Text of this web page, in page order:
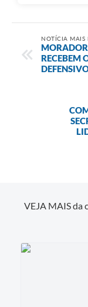
NOTÍCIA MAIS
RECEBEM
VEJA MAIS da